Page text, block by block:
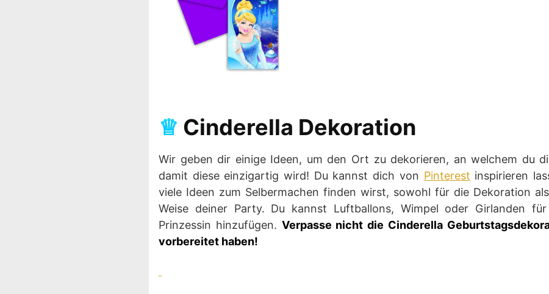
♕ Cinderella Dekoration
Wir geben dir einige Ideen, um den Ort zu dekorieren, an welchem du
damit diese einzigartig wird! Du kannst dich von Pinterest inspirieren
viele Ideen zum Selbermachen finden wirst, sowohl für die Dekoration
Weise deiner Party. Du kannst Luftballons, Wimpel oder Girlanden
Prinzessin hinzufügen. Verpasse nicht die Cinderella
vorbereitet haben!